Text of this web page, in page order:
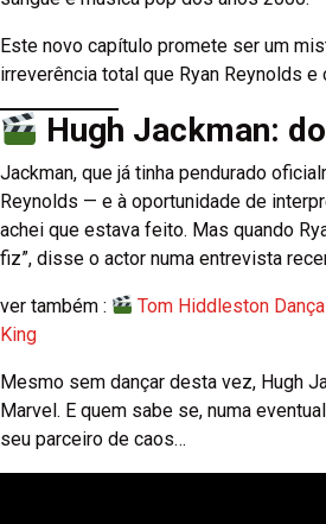
Este novo capítulo promete ser um
irreverência total que Ryan Reynolds
Hugh Jackman:
Jackman, que já tinha pendurado
Reynolds — e à oportunidade de
achei que estava feito. Mas quando
fiz”, disse o actor numa entrevista
ver também :
Tom Hiddleston
King
Mesmo sem dançar desta vez, Hugh
Marvel. E quem sabe se, numa
seu parceiro de caos…